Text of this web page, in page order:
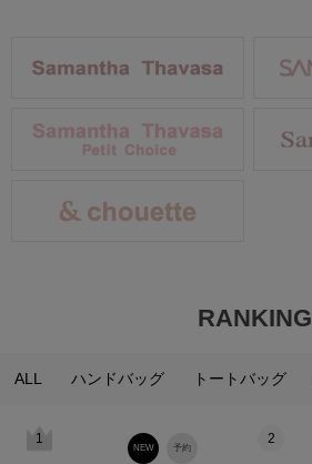
RANKING
ALL ハンドバッグ トートバッグ
1
予約
NEW
2